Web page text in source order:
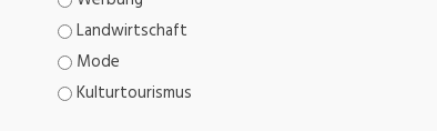
Landwirtschaft
Mode
Kulturtourismus